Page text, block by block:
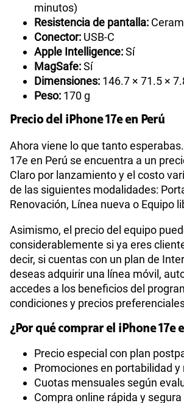
minutos)
Resistencia de pantalla:
Conector: USB-C
Apple Intelligence:Sí
MagSafe:Sí
Dimensiones: 146.7 × 71.5 ×
Peso: 170 g
Precio del iPhone 17e en Perú
Ahora viene lo que tanto
17e en Perú se encuentra a un
Claro por lanzamiento y el costo
de las siguientes modalidades:
Renovación, Línea nueva o Equipo
Asimismo, el precio del equipo
considerablemente si ya eres
decir, si cuentas con un plan de
deseas adquirir una línea móvil,
accedes a los beneficios del
condiciones y precios
¿Por qué comprar el iPhone 17e
Precio especial con plan
Promociones en portabilidad y
Cuotas mensuales según
Compra online rápida y segura